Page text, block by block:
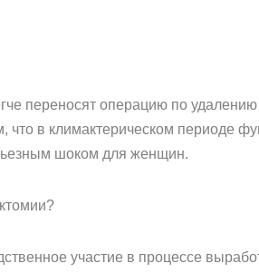
переносят операцию по
в климактерическом периоде
шоком для женщин.
участие в процессе